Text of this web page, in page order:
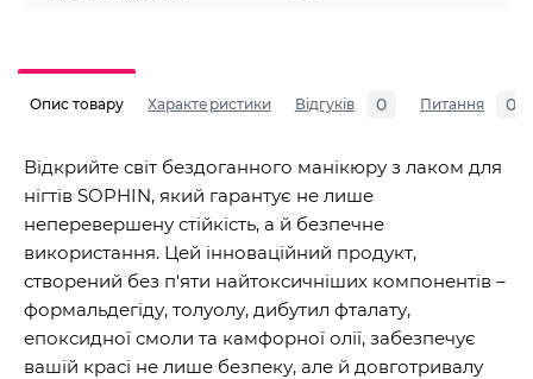
Опис товару Характеристики Відгуків 0 Питання 0
Відкрийте світ бездоганного манікюру з лаком для
нігтів SOPHIN, який гарантує не лише
неперевершену стійкість, а й безпечне
використання. Цей інноваційний продукт,
створений без п'яти найтоксичніших компонентів –
формальдегіду, толуолу, дибутил фталату,
епоксидної смоли та камфорної олії, забезпечує
вашій красі не лише безпеку, але й довготривалу